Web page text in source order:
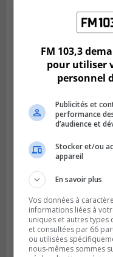
Le MTMD
l’autoroute 20
VIEUX-LONGUEUIL
Publié le 31 juillet 2026 à
Le RTL dévoile
FM 103,3
pour utiliser
personnel
Publicités et
performance
d’audience et
Stocker et/ou
appareil
En savoir plus
Vos données à
informations liées à
uniques et autres
et consultées par 66
ou utilisées
nous-mêmes sommes